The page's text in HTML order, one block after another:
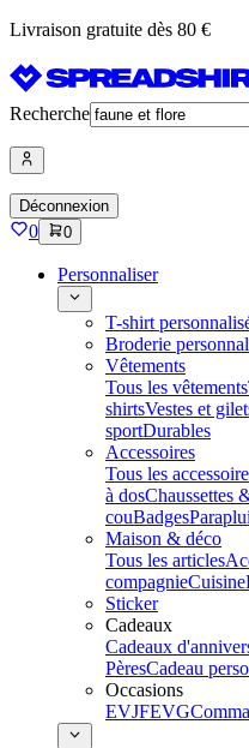
Livraison gratuite dès 80 €
Recherche
Déconnexion
0 0
Personnaliser
T-shirt
Broderie
Vêtements
Tous les vêtements
shirtsVestes et
sportDurables
Accessoires
Tous les
à dosChaussettes
couBadges
Maison & déco
Tous les articles
compagnieCuisine
Sticker
Cadeaux
Cadeaux
PèresCadeau
Occasions
EVJFEVG